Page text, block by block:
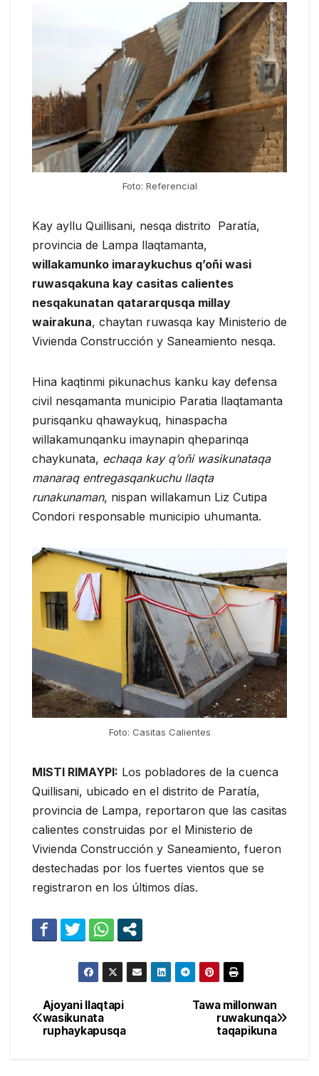
Foto: Referencial
Kay ayllu Quillisani, nesqa distrito Paratía,
provincia de Lampa llaqtamanta,
willakamunko imaraykuchus q’oñi wasi
ruwasqakuna kay casitas calientes
nesqakunatan qatararqusqa millay
wairakuna, chaytan ruwasqa kay Ministerio de
Vivienda Construcción y Saneamiento nesqa.
Hina kaqtinmi pikunachus kanku kay defensa
civil nesqamanta municipio Paratia llaqtamanta
purisqanku qhawaykuq, hinaspacha
willakamunqanku imaynapin qheparinqa
chaykunata, echaqa kay q’oñi wasikunataqa
manaraq entregasqankuchu llaqta
runakunaman, nispan willakamun Liz Cutipa
Condori responsable municipio uhumanta.
Foto: Casitas Calientes
MISTI RIMAYPI: Los pobladores de la cuenca
Quillisani, ubicado en el distrito de Paratía,
provincia de Lampa, reportaron que las casitas
calientes construidas por el Ministerio de
Vivienda Construcción y Saneamiento, fueron
destechadas por los fuertes vientos que se
registraron en los últimos días.
Navegación
de
Tawa millonwan
ruwakunqa
taqapikuna
Ajoyani llaqtapi
wasikunata
ruphaykapusqa